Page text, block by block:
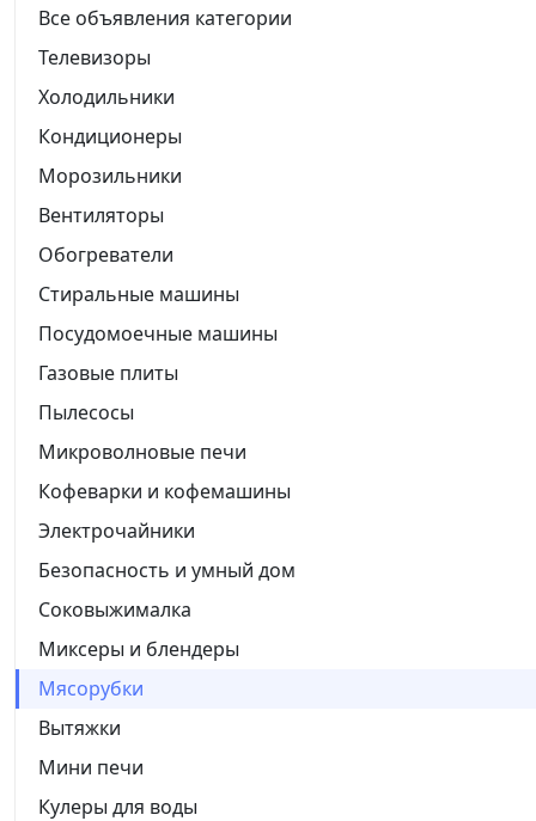
Все объявления категории
Телевизоры
Холодильники
Кондиционеры
Морозильники
Вентиляторы
Обогреватели
Стиральные машины
Посудомоечные машины
Газовые плиты
Пылесосы
Микроволновые печи
Кофеварки и кофемашины
Электрочайники
Безопасность и умный дом
Соковыжималка
Миксеры и блендеры
Мясорубки
Вытяжки
Мини печи
Кулеры для воды